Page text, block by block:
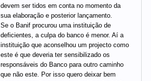
devem ser tidos em conta no momento da
sua elaboração e posterior lançamento.
Se o Banif procurou uma instituição de
deficientes, a culpa do banco é menor. Aí a
instituição que aconselhou um projecto como
este é que deveria ter sensibilizado os
responsáveis do Banco para outro caminho
que não este. Por isso quero deixar bem